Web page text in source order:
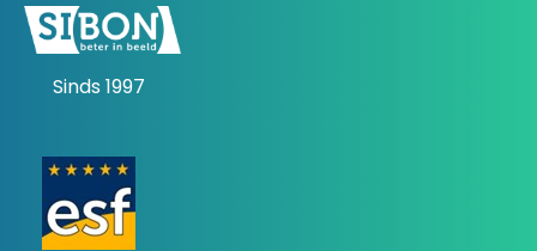
Sinds 1997